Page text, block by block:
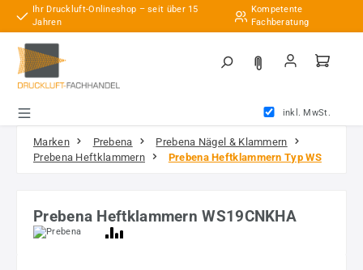
Zum Hauptinhalt springen
Ihr Druckluft-Onlineshop – seit über 15
Jahren
Kompetente
Fachberatung
inkl. MwSt.
Marken Prebena
Prebena Nägel & Klammern
Prebena Heftklammern
Prebena Heftklammern Typ WS
Prebena Heftklammern WS19CNKHA